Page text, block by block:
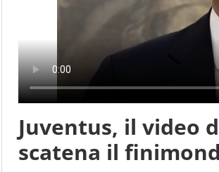
Juventus, il video
scatena il